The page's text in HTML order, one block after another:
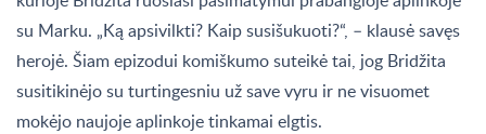
su Marku. „Ką apsivilkti? Kaip susišukuoti?“, – klausė savęs
herojė. Šiam epizodui komiškumo suteikė tai, jog Bridžita
susitikinėjo su turtingesniu už save vyru ir ne visuomet
mokėjo naujoje aplinkoje tinkamai elgtis.